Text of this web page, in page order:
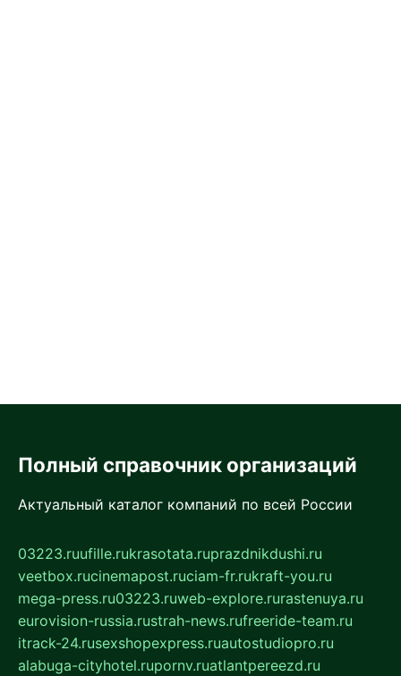
Полный справочник организаций
Актуальный каталог компаний по всей России
03223.ruufille.rukrasotata.ruprazdnikdushi.ru
veetbox.rucinemapost.ruciam-fr.rukraft-you.ru
mega-press.ru03223.ruweb-explore.rurastenuya.ru
eurovision-russia.rustrah-news.rufreeride-team.ru
itrack-24.rusexshopexpress.ruautostudiopro.ru
alabuga-cityhotel.rupornv.ruatlantpereezd.ru